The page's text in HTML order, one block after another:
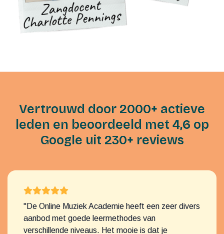
Vertrouwd door 2000+ actieve
leden en beoordeeld met 4,6 op
Google uit 230+ reviews
"De Online Muziek Academie heeft een zeer divers
aanbod met goede leermethodes van
verschillende niveaus. Het mooie is dat je